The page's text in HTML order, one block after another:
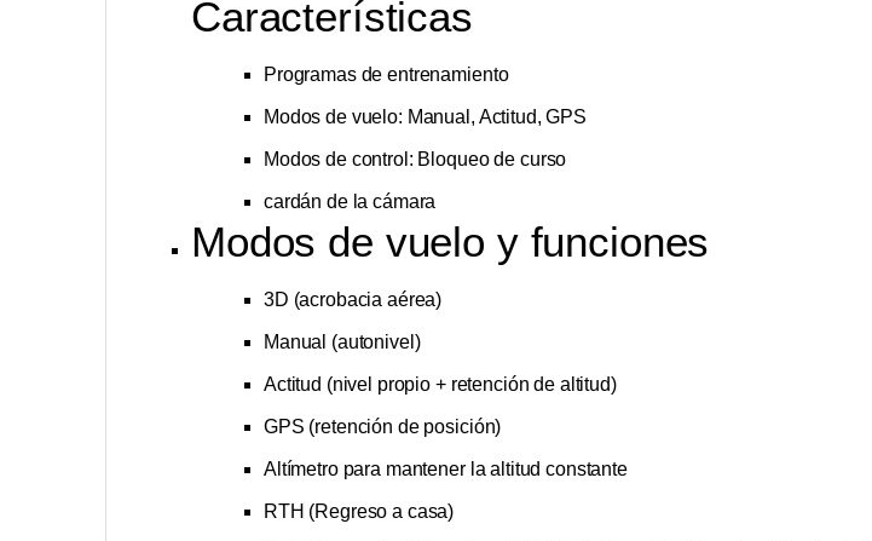
Características
Programas de entrenamiento
Modos de vuelo: Manual, Actitud, GPS
Modos de control: Bloqueo de curso
cardán de la cámara
Modos de vuelo y funciones
3D (acrobacia aérea)
Manual (autonivel)
Actitud (nivel propio + retención de altitud)
GPS (retención de posición)
Altímetro para mantener la altitud constante
RTH (Regreso a casa)